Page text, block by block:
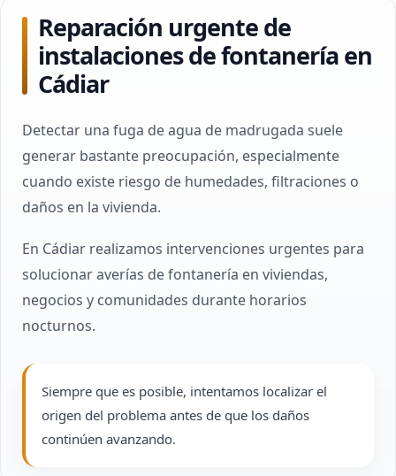
Reparación urgente de
instalaciones de fontanería en
Cádiar
Detectar una fuga de agua de madrugada suele
generar bastante preocupación, especialmente
cuando existe riesgo de humedades, filtraciones o
daños en la vivienda.
En Cádiar realizamos intervenciones urgentes para
solucionar averías de fontanería en viviendas,
negocios y comunidades durante horarios
nocturnos.
Siempre que es posible, intentamos localizar el
origen del problema antes de que los daños
continúen avanzando.